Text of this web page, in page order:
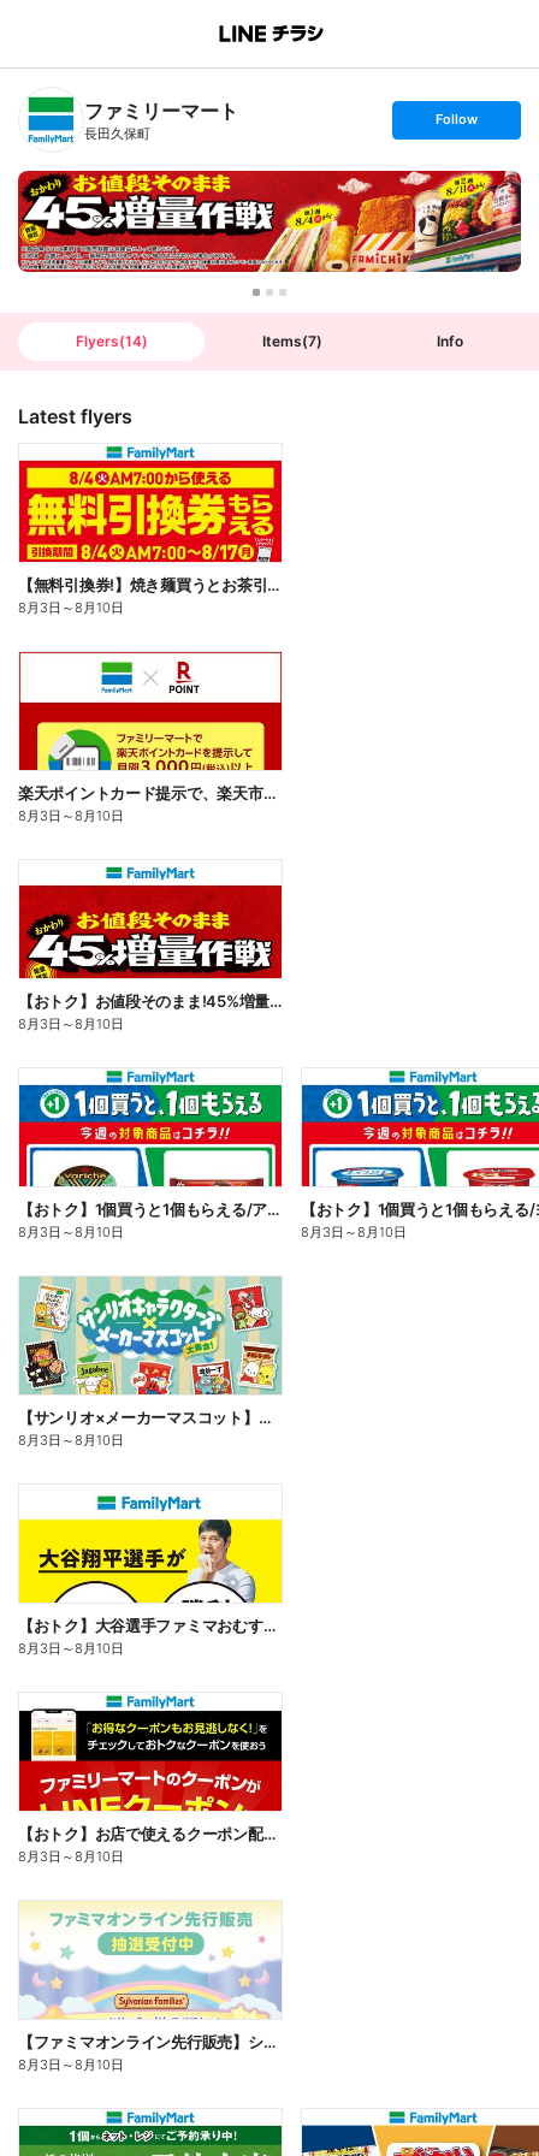
B
n
T
ファミリーマート
長田久保町
s
t
o
l
l
o
w
Follow
Flyers(14) Items(7) Info
Latest flyers
【無料引換券!】焼き麺買うとお茶引換券貰える!
8月3日 ～8月10日
楽天ポイントカード提示で、楽天市場でのお買い物がおトクに!
8月3日 ～8月10日
【おトク】お値段そのまま!45%増量作戦!
8月3日 ～8月10日
【おトク】1個買うと1個もらえる/アイス
8月3日 ～8月10日 8月3日 ～8月10日
【サンリオ×メーカーマスコット】オリジナルグッズ貰える!
8月3日 ～8月10日
【おトク】大谷選手ファミマおむすび割
8月3日 ～8月10日
【おトク】お店で使えるクーポン配信中
8月3日 ～8月10日
【ファミマオンライン先行販売】シルバニアファミリー
8月3日 ～8月10日